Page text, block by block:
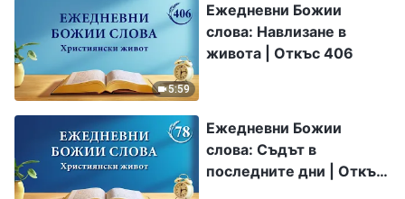
5:59
Ежедневни Божии
слова: Навлизане в
живота | Откъс 406
Ежедневни Божии
слова: Съдът в
последните дни | Откъс